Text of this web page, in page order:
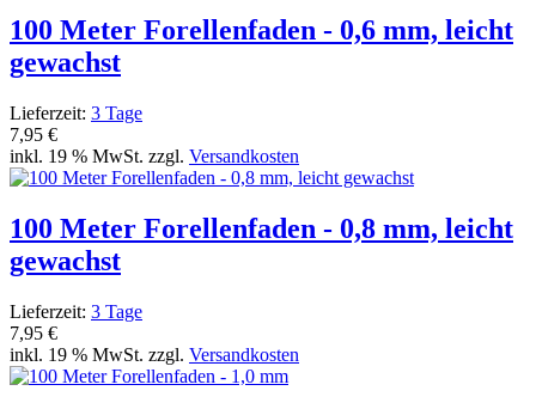
100 Meter Forellenfaden - 0,6 mm, leicht
gewachst
Lieferzeit: 3 Tage
7,95 €
inkl. 19 % MwSt. zzgl. Versandkosten
100 Meter Forellenfaden - 0,8 mm, leicht
gewachst
Lieferzeit: 3 Tage
7,95 €
inkl. 19 % MwSt. zzgl. Versandkosten